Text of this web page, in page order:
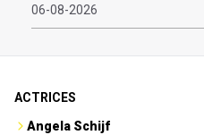
06-08-2026
ACTRICES
Angela Schijf